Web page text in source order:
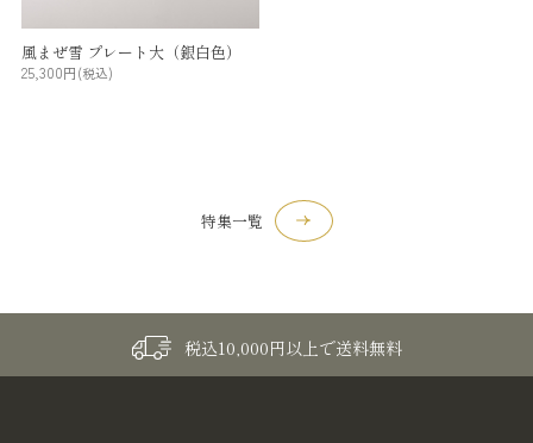
風まぜ雪 プレート大（銀白色）
25,300円(税込)
特集一覧
税込10,000円以上で送料無料